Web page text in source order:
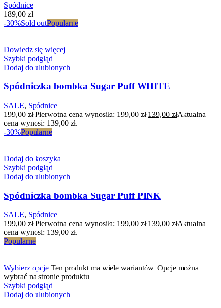
Spódnice
189,00 zł
-30%Sold outPopularne
Dowiedz się więcej
Szybki podgląd
Dodaj do ulubionych
Spódniczka bombka Sugar Puff WHITE
SALE, Spódnice
199,00zł Pierwotna cena wynosiła: 199,00 zł.139,00 złAktualna
cena wynosi: 139,00 zł.
-30%Popularne
Dodaj do koszyka
Szybki podgląd
Dodaj do ulubionych
Spódniczka bombka Sugar Puff PINK
SALE, Spódnice
199,00zł Pierwotna cena wynosiła: 199,00 zł.139,00 złAktualna
cena wynosi: 139,00 zł.
Popularne
Wybierz opcje Ten produkt ma wiele wariantów. Opcje można
wybrać na stronie produktu
Szybki podgląd
Dodaj do ulubionych